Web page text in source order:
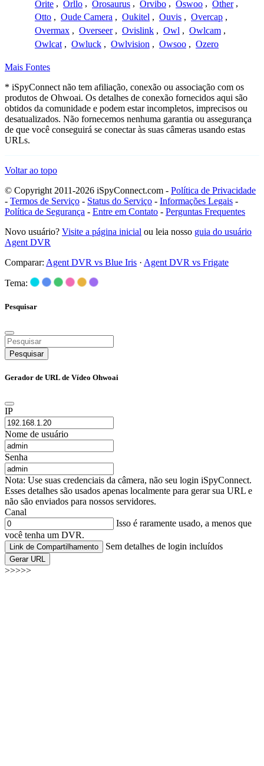
Orite , Orllo , Orosaurus , Orvibo , Oswoo , Other ,
Otto , Oude Camera , Oukitel , Ouvis , Overcap ,
Overmax , Overseer , Ovislink , Owl , Owlcam ,
Owlcat , Owluck , Owlvision , Owsoo , Ozero
Mais Fontes
* iSpyConnect não tem afiliação, conexão ou associação com os
produtos de Ohwoai. Os detalhes de conexão fornecidos aqui são
obtidos da comunidade e podem estar incompletos, imprecisos ou
desatualizados. Não fornecemos nenhuma garantia ou assegurança
de que você conseguirá se conectar às suas câmeras usando estas
URLs.
Voltar ao topo
© Copyright 2011-2026 iSpyConnect.com - Política de Privacidade
- Termos de Serviço - Status do Serviço - Informações Legais -
Política de Segurança - Entre em Contato - Perguntas Frequentes
Novo usuário? Visite a página inicial ou leia nosso guia do usuário
Agent DVR
Comparar: Agent DVR vs Blue Iris · Agent DVR vs Frigate
Tema:
Pesquisar
Pesquisar
Gerador de URL de Vídeo Ohwoai
IP
Nome de usuário
Senha
Nota: Use suas credenciais da câmera, não seu login iSpyConnect.
Esses detalhes são usados apenas localmente para gerar sua URL e
não são enviados para nossos servidores.
Canal
Isso é raramente usado, a menos que
você tenha um DVR.
Link de Compartilhamento Sem detalhes de login incluídos
Gerar URL
>>>>>